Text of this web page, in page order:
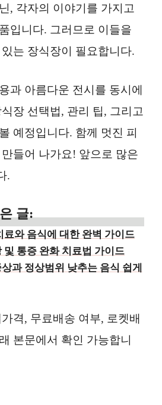
, 각자의 이야기를 가지고
입니다. 그러므로 이들을
는 장식장이 필요합니다.
과 아름다운 전시를 동시에
장 선택법, 관리 팁, 그리고
예정입니다. 함께 멋진 피
들어 나가요! 앞으로 많은
.
글:
료와 음식에 대한 완벽 가이드
및 통증 완화 치료법 가이드
과 정상범위 낮추는 음식 쉽게
격, 무료배송 여부, 로켓배
본문에서 확인 가능합니